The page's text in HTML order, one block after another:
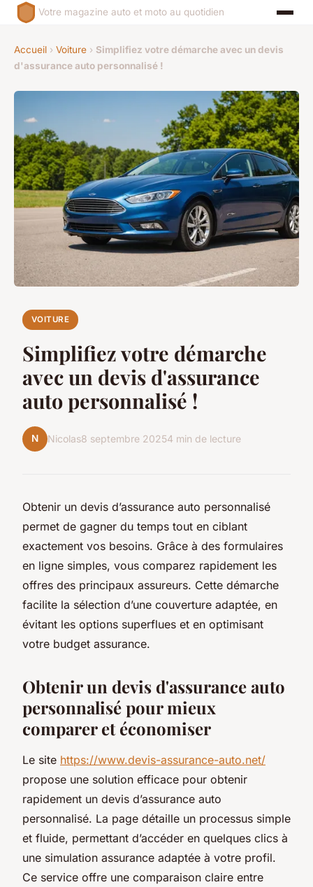
Votre magazine auto et moto au quotidien
Accueil › Voiture › Simplifiez votre démarche avec un devis
d'assurance auto personnalisé !
VOITURE
Simplifiez votre démarche
avec un devis d'assurance
auto personnalisé !
N Nicolas8 septembre 20254 min de lecture
Obtenir un devis d’assurance auto personnalisé
permet de gagner du temps tout en ciblant
exactement vos besoins. Grâce à des formulaires
en ligne simples, vous comparez rapidement les
offres des principaux assureurs. Cette démarche
facilite la sélection d’une couverture adaptée, en
évitant les options superflues et en optimisant
votre budget assurance.
Obtenir un devis d'assurance auto
personnalisé pour mieux
comparer et économiser
Le site https://www.devis-assurance-auto.net/
propose une solution efficace pour obtenir
rapidement un devis d’assurance auto
personnalisé. La page détaille un processus simple
et fluide, permettant d’accéder en quelques clics à
une simulation assurance adaptée à votre profil.
Ce service offre une comparaison claire entre